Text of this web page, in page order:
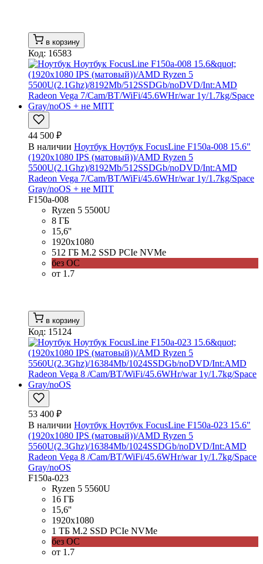
в корзину
Код: 16583
44 500 ₽
В наличии Ноутбук Ноутбук FocusLine F150a-008 15.6"
(1920x1080 IPS (матовый))/AMD Ryzen 5
5500U(2.1Ghz)/8192Mb/512SSDGb/noDVD/Int:AMD
Radeon Vega 7/Cam/BT/WiFi/45.6WHr/war 1y/1.7kg/Space
Gray/noOS + не МПТ
F150a-008
Ryzen 5 5500U
8 ГБ
15,6''
1920x1080
512 ГБ M.2 SSD PCIe NVMe
без ОС
от 1.7
в корзину
Код: 15124
53 400 ₽
В наличии Ноутбук Ноутбук FocusLine F150a-023 15.6"
(1920x1080 IPS (матовый))/AMD Ryzen 5
5560U(2.3Ghz)/16384Mb/1024SSDGb/noDVD/Int:AMD
Radeon Vega 8 /Cam/BT/WiFi/45.6WHr/war 1y/1.7kg/Space
Gray/noOS
F150a-023
Ryzen 5 5560U
16 ГБ
15,6''
1920x1080
1 ТБ M.2 SSD PCIe NVMe
без ОС
от 1.7